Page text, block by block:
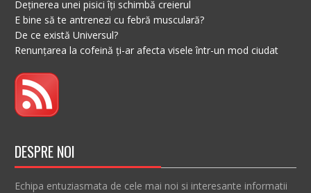
Deținerea unei pisici îți schimbă creierul
E bine să te antrenezi cu febră musculară?
De ce există Universul?
Renunțarea la cofeină ți-ar afecta visele într-un mod ciudat
DESPRE NOI
Echipa entuziasmata de cele mai noi si interesante informatii